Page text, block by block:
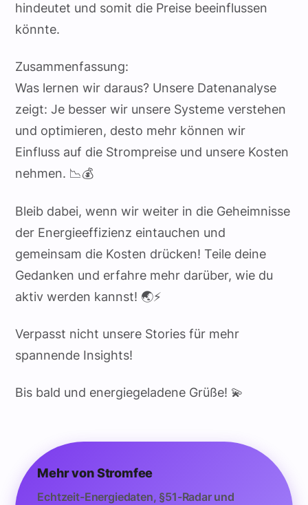
hindeutet und somit die Preise beeinflussen
könnte.
Zusammenfassung:
Was lernen wir daraus? Unsere Datenanalyse
zeigt: Je besser wir unsere Systeme verstehen
und optimieren, desto mehr können wir
Einfluss auf die Strompreise und unsere Kosten
nehmen. 📉💰
Bleib dabei, wenn wir weiter in die Geheimnisse
der Energieeffizienz eintauchen und
gemeinsam die Kosten drücken! Teile deine
Gedanken und erfahre mehr darüber, wie du
aktiv werden kannst! 🌏⚡
Verpasst nicht unsere Stories für mehr
spannende Insights!
Bis bald und energiegeladene Grüße! 💫
Mehr von Stromfee
Echtzeit-Energiedaten, §51-Radar und